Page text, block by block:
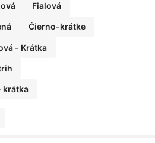
Fialová
Čierno-krátke
- Krátka
krátka